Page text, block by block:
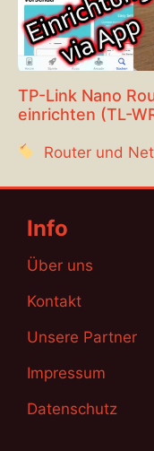
TP-Link Nano
einrichten (TL-
Router und
Info
Über uns
Kontakt
Unsere Partner
Impressum
Datenschutz